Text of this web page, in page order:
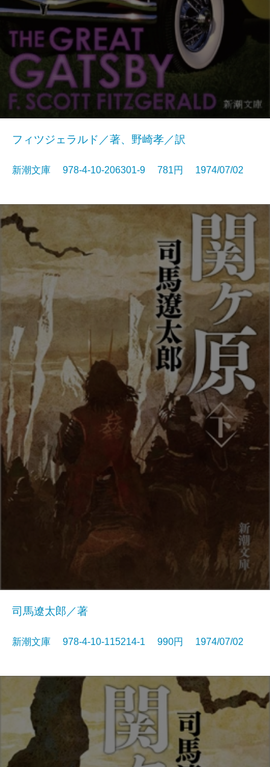
フィツジェラルド／著、野崎孝／訳
新潮文庫 978-4-10-206301-9 781円 1974/07/02
司馬遼太郎／著
新潮文庫 978-4-10-115214-1 990円 1974/07/02